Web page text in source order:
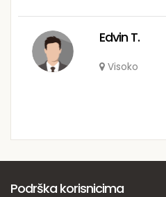
Edvin T.
Visoko
Podrška korisnicima